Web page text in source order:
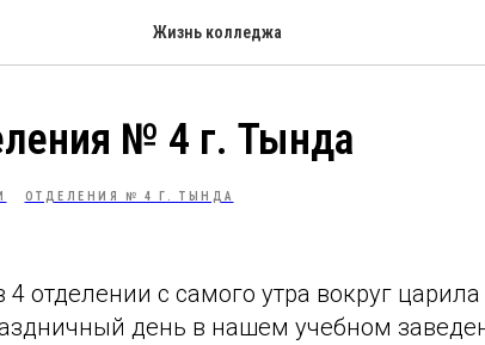
Жизнь колледжа
№ 4 г. Тында
ОТДЕЛЕНИЯ № 4 Г. ТЫНДА
4 отделении с самого утра вокруг
день в нашем учебном